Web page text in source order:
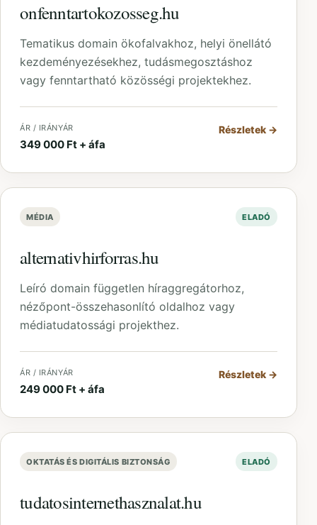
onfenntartokozosseg.hu
Tematikus domain ökofalvakhoz, helyi önellátó
kezdeményezésekhez, tudásmegosztáshoz
vagy fenntartható közösségi projektekhez.
ÁR / IRÁNYÁR
349 000 Ft + áfa
Részletek →
MÉDIA ELADÓ
alternativhirforras.hu
Leíró domain független híraggregátorhoz,
nézőpont-összehasonlító oldalhoz vagy
médiatudatossági projekthez.
ÁR / IRÁNYÁR
249 000 Ft + áfa
Részletek →
OKTATÁS ÉS DIGITÁLIS BIZTONSÁG ELADÓ
tudatosinternethasznalat.hu